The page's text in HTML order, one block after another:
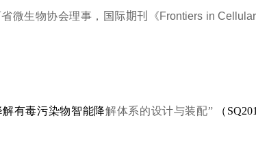
微生物协会理事， 国际期刊 《Frontiers in
解有毒污染物智能降解体系的设计与装配” （